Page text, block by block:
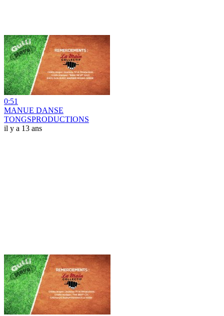
0:51
MANUE DANSE
TONGSPRODUCTIONS
il y a 13 ans